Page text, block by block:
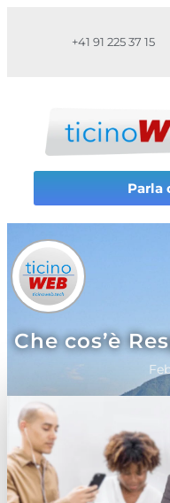
+41 91 225 37 15
Parla
Che cos’è